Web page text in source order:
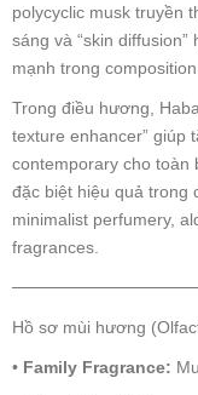
polycyclic musk truyền
sáng và “skin
mạnh trong composition.
Trong điều hương,
texture enhancer” giúp
contemporary cho toàn
đặc biệt hiệu quả trong
minimalist perfumery,
fragrances.
Hồ sơ mùi hương
• Family Fragrance: